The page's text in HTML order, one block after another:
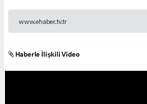
www.ehaber.tv.tr
Haberle İlişkili Video